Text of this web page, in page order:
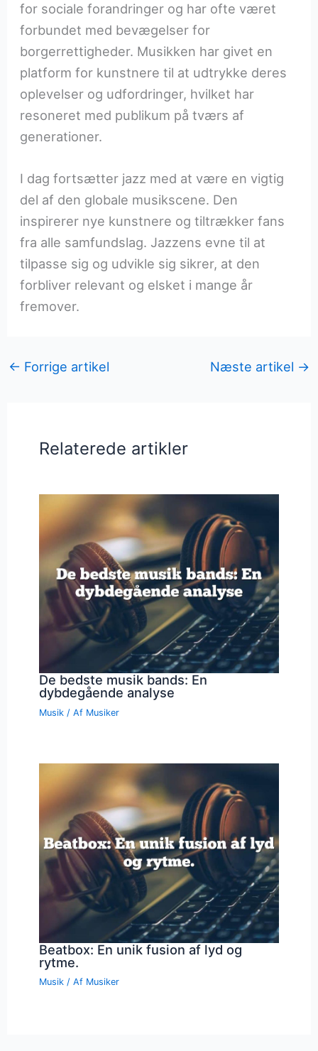
for sociale forandringer og har ofte været
forbundet med bevægelser for
borgerrettigheder. Musikken har givet en
platform for kunstnere til at udtrykke deres
oplevelser og udfordringer, hvilket har
resoneret med publikum på tværs af
generationer.
I dag fortsætter jazz med at være en vigtig
del af den globale musikscene. Den
inspirerer nye kunstnere og tiltrækker fans
fra alle samfundslag. Jazzens evne til at
tilpasse sig og udvikle sig sikrer, at den
forbliver relevant og elsket i mange år
fremover.
← Forrige artikel Næste artikel →
Relaterede artikler
De bedste musik bands: En
dybdegående analyse
Musik / Af Musiker
Beatbox: En unik fusion af lyd og
rytme.
Musik / Af Musiker